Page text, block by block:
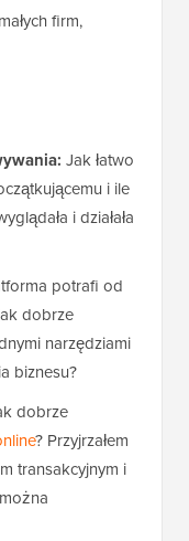
firm,
Jak łatwo
i ile
i działała
potrafi od
dobrze
narzędziami
biznesu?
dobrze
? Przyjrzałem
transakcyjnym i